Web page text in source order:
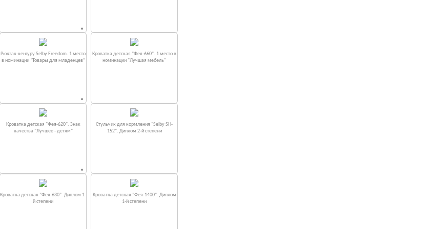
Рюкзак-кенгуру Selby Freedom. 1 место
в номинации “Товары для младенцев”
Кроватка детская "Фея-660". 1 место в
номинации "Лучшая мебель"
Кроватка детская "Фея-620". Знак
качества "Лучшее - детям"
Стульчик для кормления "Selby SH-
152". Диплом 2-й степени
Кроватка детская "Фея-630". Диплом 1-
й степени
Кроватка детская "Фея-1400". Диплом
1-й степени